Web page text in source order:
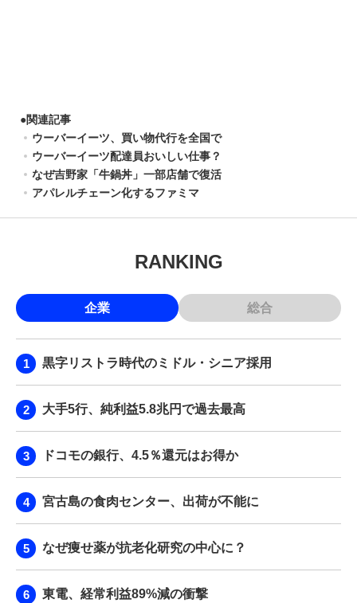
●関連記事
ウーバーイーツ、買い物代行を全国で
ウーバーイーツ配達員おいしい仕事？
なぜ吉野家「牛鍋丼」一部店舗で復活
アパレルチェーン化するファミマ
RANKING
企業 総合
黒字リストラ時代のミドル・シニア採用
大手5行、純利益5.8兆円で過去最高
ドコモの銀行、4.5％還元はお得か
宮古島の食肉センター、出荷が不能に
なぜ痩せ薬が抗老化研究の中心に？
東電、経常利益89%減の衝撃